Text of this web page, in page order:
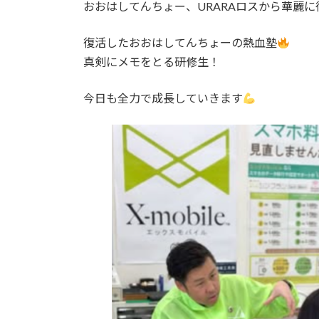
おおはしてんちょー、URARAロスから華麗に
復活したおおはしてんちょーの熱血塾
真剣にメモをとる研修生！
今日も全力で成長していきます